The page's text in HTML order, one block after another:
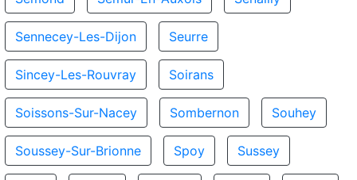
Sennecey-Les-Dijon Seurre
Sincey-Les-Rouvray Soirans
Soissons-Sur-Nacey Sombernon Souhey
Soussey-Sur-Brionne Spoy Sussey